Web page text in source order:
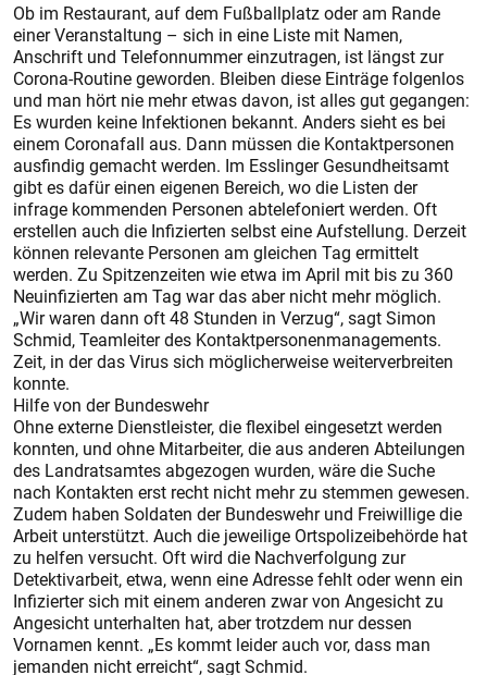
Ob im Restaurant, auf dem Fußballplatz oder am Rande
einer Veranstaltung – sich in eine Liste mit Namen,
Anschrift und Telefonnummer einzutragen, ist längst zur
Corona-Routine geworden. Bleiben diese Einträge folgenlos
und man hört nie mehr etwas davon, ist alles gut gegangen:
Es wurden keine Infektionen bekannt. Anders sieht es bei
einem Coronafall aus. Dann müssen die Kontaktpersonen
ausfindig gemacht werden. Im Esslinger Gesundheitsamt
gibt es dafür einen eigenen Bereich, wo die Listen der
infrage kommenden Personen abtelefoniert werden. Oft
erstellen auch die Infizierten selbst eine Aufstellung. Derzeit
können relevante Personen am gleichen Tag ermittelt
werden. Zu Spitzenzeiten wie etwa im April mit bis zu 360
Neuinfizierten am Tag war das aber nicht mehr möglich.
„Wir waren dann oft 48 Stunden in Verzug“, sagt Simon
Schmid, Teamleiter des Kontaktpersonenmanagements.
Zeit, in der das Virus sich möglicherweise weiterverbreiten
konnte.
Hilfe von der Bundeswehr
Ohne externe Dienstleister, die flexibel eingesetzt werden
konnten, und ohne Mitarbeiter, die aus anderen Abteilungen
des Landratsamtes abgezogen wurden, wäre die Suche
nach Kontakten erst recht nicht mehr zu stemmen gewesen.
Zudem haben Soldaten der Bundeswehr und Freiwillige die
Arbeit unterstützt. Auch die jeweilige Ortspolizeibehörde hat
zu helfen versucht. Oft wird die Nachverfolgung zur
Detektivarbeit, etwa, wenn eine Adresse fehlt oder wenn ein
Infizierter sich mit einem anderen zwar von Angesicht zu
Angesicht unterhalten hat, aber trotzdem nur dessen
Vornamen kennt. „Es kommt leider auch vor, dass man
jemanden nicht erreicht“, sagt Schmid.